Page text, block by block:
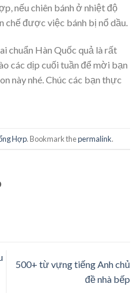
nếu chiên bánh ở nhiệt độ
chế được việc bánh bị nổ dầu.
chuẩn Hàn Quốc quả là rất
các dịp cuối tuần để mời bạn
này nhé. Chúc các bạn thực
Hợp. Bookmark thepermalink.
500+ từ vựng tiếng Anh chủ
đề nhà bếp